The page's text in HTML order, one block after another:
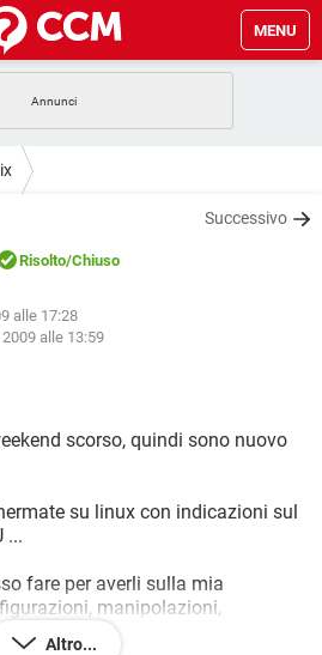
MENU
WHATSAPP
WHATSAPP
GAMING
WINDOWS 10
GAMING
WHATSAPP
WHATSAPP
Successivo
Risolto/Chiuso
alle 17:28
alle 13:59
scorso, quindi sono nuovo
su linux con indicazioni sul
...
fare per averli sulla mia
manipolazioni,
?
Altro...